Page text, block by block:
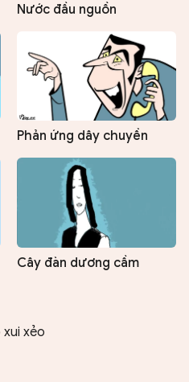
Nước đầu nguồn
Phản ứng dây chuyền
Cây đàn dương cầm
xẻo